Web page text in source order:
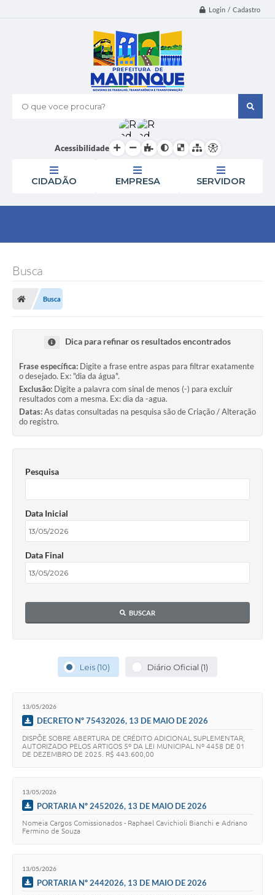
Login / Cadastro
O que voce procura?
Acessibilidade
CIDADÃO EMPRESA SERVIDOR
Busca
Busca
Dica para refinar os resultados encontrados
Frase específica: Digite a frase entre aspas para filtrar exatamente
o desejado. Ex: "dia da água".
Exclusão: Digite a palavra com sinal de menos (-) para excluir
resultados com a mesma. Ex: dia da -agua.
Datas:As datas consultadas na pesquisa são de Criação / Alteração
do registro.
Pesquisa
Data Inicial
Data Final
BUSCAR
Leis (10) Diário Oficial (1)
13/05/2026
DECRETO Nº 75432026, 13 DE MAIO DE 2026
DISPÕE SOBRE ABERTURA DE CRÉDITO ADICIONAL SUPLEMENTAR,
AUTORIZADO PELOS ARTIGOS 5º DA LEI MUNICIPAL Nº 4458 DE 01
DE DEZEMBRO DE 2025. R$ 443.600,00
13/05/2026
PORTARIA Nº 2452026, 13 DE MAIO DE 2026
Nomeia Cargos Comissionados - Raphael Cavichioli Bianchi e Adriano
Fermino de Souza
13/05/2026
PORTARIA Nº 2442026, 13 DE MAIO DE 2026